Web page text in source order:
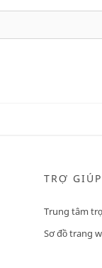
TRỢ GIÚP
Trung tâm
Sơ đồ trang